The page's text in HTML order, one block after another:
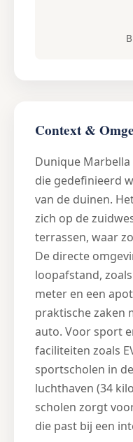
Context &
Dunique
die gedefinieerd
van de duinen.
zich op de
terrassen, waar
De directe
loopafstand,
meter en een
praktische zaken
auto. Voor sport
faciliteiten zoals
sportscholen in
luchthaven (34
scholen zorgt
die past bij een